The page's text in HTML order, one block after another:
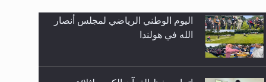
إتمام حفظ القرآن الكريم لثلاثة
طلاب من مدرسة الحفظ في غانا